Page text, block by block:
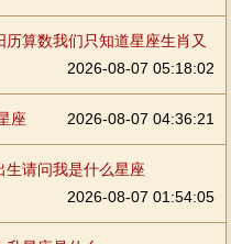
算数我们只知道星座生肖又
2026-08-07 05:18:02
座 2026-08-07 04:36:21
请问我是什么星座
2026-08-07 01:54:05